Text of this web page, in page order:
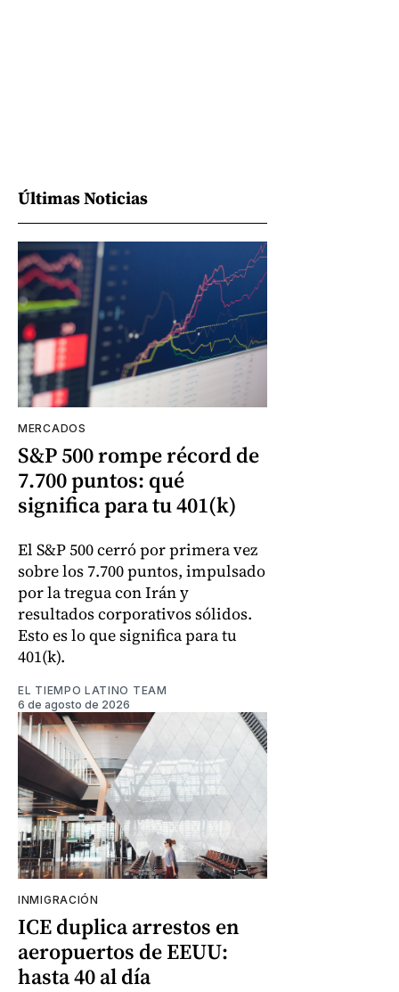
Últimas Noticias
MERCADOS
S&P 500 rompe récord de
7.700 puntos: qué
significa para tu 401(k)
El S&P 500 cerró por primera vez
sobre los 7.700 puntos, impulsado
por la tregua con Irán y
resultados corporativos sólidos.
Esto es lo que significa para tu
401(k).
EL TIEMPO LATINO TEAM
6 de agosto de 2026
INMIGRACIÓN
ICE duplica arrestos en
aeropuertos de EEUU:
hasta 40 al día